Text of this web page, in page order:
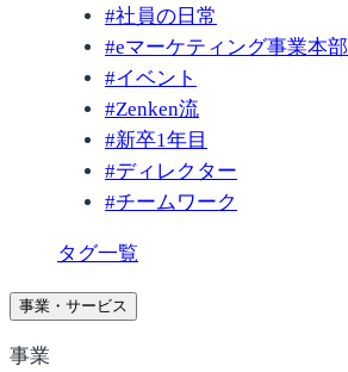
#社員の日常
#eマーケティング事業本部
#イベント
#Zenken流
#新卒1年目
#ディレクター
#チームワーク
タグ一覧
事業・サービス
事業